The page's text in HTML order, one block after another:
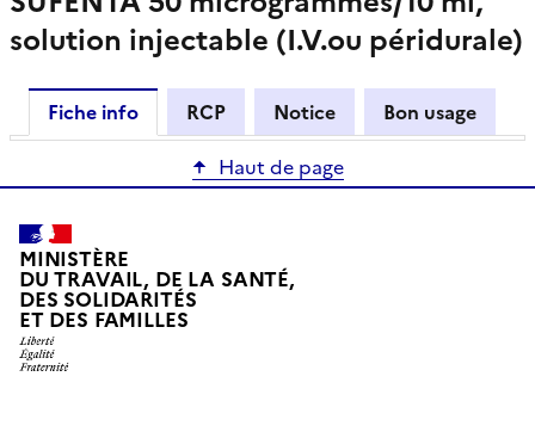
solution injectable (I.V.ou péridurale)
Fiche info RCP Notice
Bon usage
Haut de page
MINISTÈRE
DU TRAVAIL, DE LA SANTÉ,
DES SOLIDARITÉS
ET DES FAMILLES